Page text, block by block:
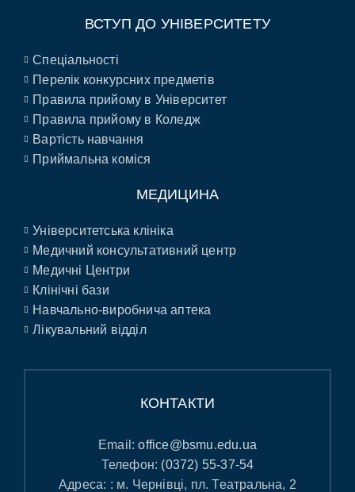
ВСТУП ДО УНІВЕРСИТЕТУ
Спеціальності
Перелік конкурсних предметів
Правила прийому в Університет
Правила прийому в Коледж
Вартість навчання
Приймальна коміся
МЕДИЦИНА
Університетська клініка
Медичний консультативний центр
Медичні Центри
Клінічні бази
Навчально-виробнича аптека
Лікувальний відділ
КОНТАКТИ
Email:office@bsmu.edu.ua
Телефон: (0372) 55-37-54
Адреса: : м. Чернівці, пл. Театральна, 2